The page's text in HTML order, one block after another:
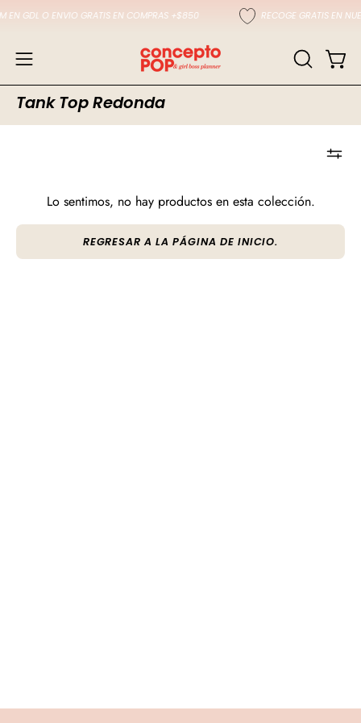
Saltar
contenido
EN GDL O ENVIO GRATIS EN COMPRAS +$850 RECOGE GRATIS EN
Abrir
menú
de
navegación
ABRIR
BARRA
Tank Top Redonda
Lo sentimos, no hay productos en esta colección.
REGRESAR A LA PÁGINA DE INICIO.